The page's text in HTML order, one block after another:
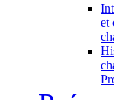
et